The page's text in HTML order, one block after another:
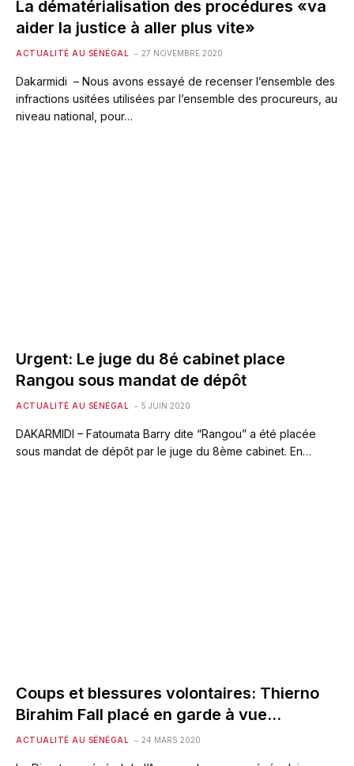
La dématérialisation des procédures «va
aider la justice à aller plus vite»
ACTUALITÉ AU SÉNÉGAL 27 NOVEMBRE 2020
Dakarmidi – Nous avons essayé de recenser l’ensemble des
infractions usitées utilisées par l’ensemble des procureurs, au
niveau national, pour…
Urgent: Le juge du 8é cabinet place
Rangou sous mandat de dépôt
ACTUALITÉ AU SÉNÉGAL 5 JUIN 2020
DAKARMIDI – Fatoumata Barry dite “Rangou” a été placée
sous mandat de dépôt par le juge du 8ème cabinet. En…
Coups et blessures volontaires: Thierno
Birahim Fall placé en garde à vue…
ACTUALITÉ AU SÉNÉGAL 24 MARS 2020